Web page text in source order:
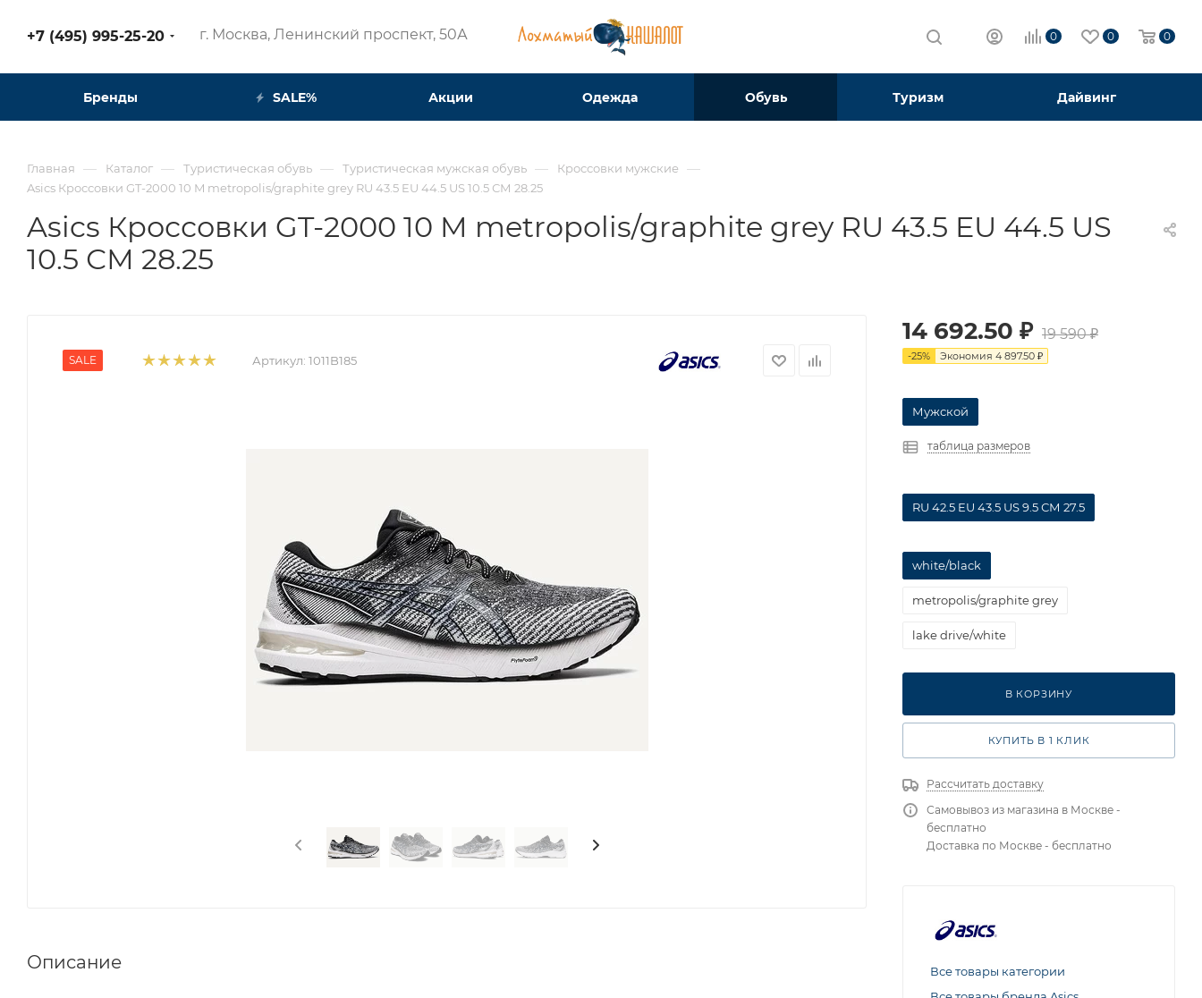
+7 (495) 995-25-20​ г. Москва, Ленинский проспект, 50А​ 0 0 0
Бренды SALE% Акции Одежда Обувь Туризм Дайвинг
Главная — Каталог — Туристическая обувь — Туристическая мужская обувь — Кроссовки мужские —
Asics Кроссовки GT-2000 10 M metropolis/graphite grey RU 43.5 EU 44.5 US 10.5 СМ 28.25
Asics Кроссовки GT-2000 10 M metropolis/graphite grey RU 43.5 EU 44.5 US
10.5 СМ 28.25
SALE Артикул: 1011B185
Описание
14 692.50 ₽ 19 590₽
-25% Экономия 4 897.50 ₽
Мужской
таблица размеров
RU 42.5 EU 43.5 US 9.5 СМ 27.5
white/black
metropolis/graphite grey
lake drive/white
В КОРЗИНУ
КУПИТЬ В 1 КЛИК
Рассчитать доставку
Самовывоз из магазина в Москве -
бесплатно
Доставка по Москве - бесплатно
Все товары категории